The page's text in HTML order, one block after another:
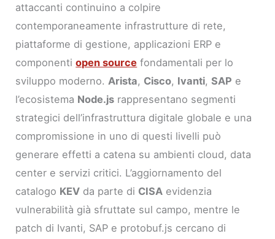
attaccanti continuino a colpire
contemporaneamente infrastrutture di rete,
piattaforme di gestione, applicazioni ERP e
componentiopen source fondamentali per lo
sviluppo moderno. Arista, Cisco, Ivanti,SAP e
l’ecosistema Node.js rappresentano segmenti
strategici dell’infrastruttura digitale globale e una
compromissione in uno di questi livelli può
generare effetti a catena su ambienti cloud, data
center e servizi critici. L’aggiornamento del
catalogo KEV da parte di CISA evidenzia
vulnerabilità già sfruttate sul campo, mentre le
patch di Ivanti, SAP e protobuf.js cercano di